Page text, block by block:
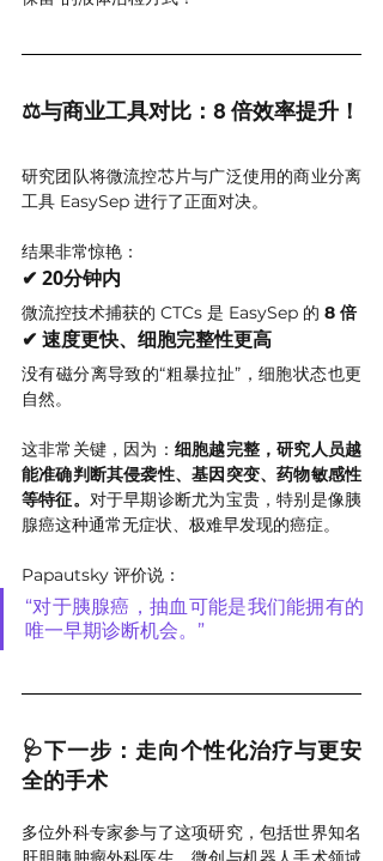
⚖️与商业工具对比：8 倍效率提升！
研究团队将微流控芯片与广泛使用的商业分离
工具 EasySep 进行了正面对决。
结果非常惊艳：
✔ 20分钟内
微流控技术捕获的 CTCs 是 EasySep 的 8 倍
✔ 速度更快、细胞完整性更高
没有磁分离导致的“粗暴拉扯”，细胞状态也更
自然。
这非常关键，因为： 细胞越完整，研究人员越
能准确判断其侵袭性、基因突变、药物敏感性
等特征。 对于早期诊断尤为宝贵，特别是像胰
腺癌这种通常无症状、极难早发现的癌症。
Papautsky 评价说：
“对于胰腺癌，抽血可能是我们能拥有的
唯一早期诊断机会。”
🩺下一步：走向个性化治疗与更安
全的手术
多位外科专家参与了这项研究，包括世界知名